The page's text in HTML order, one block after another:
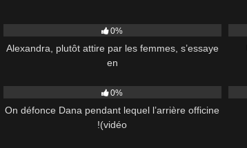
0%
Alexandra, plutôt attire par les femmes, s’essaye
en
0%
On défonce Dana pendant lequel l’arrière officine
!(vidéo